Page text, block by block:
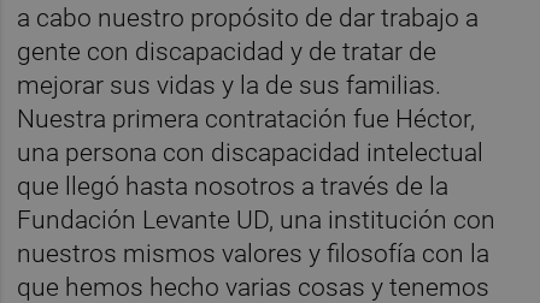
a cabo nuestro propósito de dar trabajo a
gente con discapacidad y de tratar de
mejorar sus vidas y la de sus familias.
Nuestra primera contratación fue Héctor,
una persona con discapacidad intelectual
que llegó hasta nosotros a través de la
Fundación Levante UD, una institución con
nuestros mismos valores y filosofía con la
que hemos hecho varias cosas y tenemos